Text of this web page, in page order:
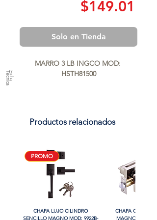
F
ic
h
a
T
é
c
n
ic
a
$149.01
Solo en Tienda
MARRO 3 LB INGCO MOD:
HSTH81500
Productos relacionados
PROMO
CHAPA LUJO CILINDRO
SENCILLO MAGNO MOD: 9922B-
CHAPA CON
MAGNO MOD: